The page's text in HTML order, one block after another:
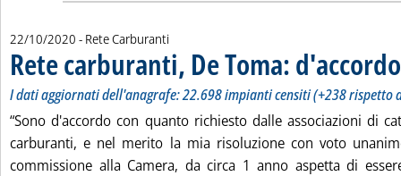
22/10/2020 - Rete Carburanti
Rete carburanti, De Toma:
I dati aggiornati dell'anagrafe: 22.698 impianti censiti (+238 rispetto
“Sono d'accordo con quanto richiesto dalle associazioni di
carburanti, e nel merito la mia risoluzione con voto
commissione alla Camera, da circa 1 anno aspetta di